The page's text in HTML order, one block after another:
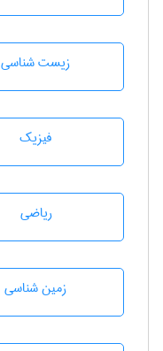
زيست شناسی
فیزیک
رياضی
زمين شناسی